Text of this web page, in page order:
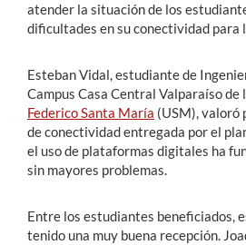
atender la situación de los
dificultades en su conectividad para
Esteban Vidal, estudiante de
Campus Casa Central Valparaíso de
Federico Santa María (USM), valoró
de conectividad entregada por el
el uso de plataformas digitales ha
sin mayores problemas.
Entre los estudiantes beneficiados,
tenido una muy buena recepción.